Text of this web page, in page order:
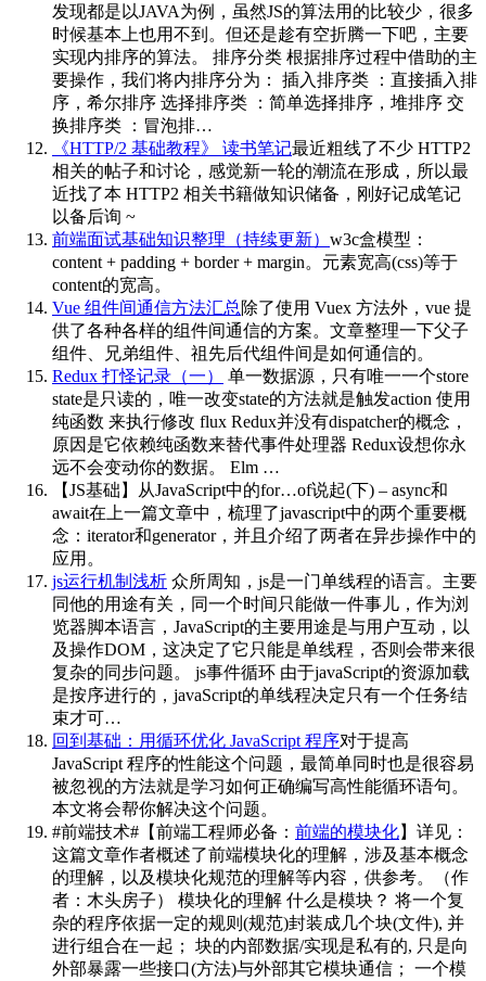
发现都是以JAVA为例，虽然JS的算法用的比较少，很多
时候基本上也用不到。但还是趁有空折腾一下吧，主要
实现内排序的算法。 排序分类 根据排序过程中借助的主
要操作，我们将内排序分为： 插入排序类 ：直接插入排
序，希尔排序 选择排序类 ：简单选择排序，堆排序 交
换排序类 ：冒泡排…
《HTTP/2 基础教程》 读书笔记最近粗线了不少 HTTP2
相关的帖子和讨论，感觉新一轮的潮流在形成，所以最
近找了本 HTTP2 相关书籍做知识储备，刚好记成笔记
以备后询 ~
前端面试基础知识整理（持续更新） w3c盒模型：
content + padding + border + margin。元素宽高(css)等于
content的宽高。
Vue 组件间通信方法汇总 除了使用 Vuex 方法外，vue 提
供了各种各样的组件间通信的方案。文章整理一下父子
组件、兄弟组件、祖先后代组件间是如何通信的。
Redux 打怪记录（一）
单一数据源，只有唯一一个store
state是只读的，唯一改变state的方法就是触发action 使用
纯函数 来执行修改 flux Redux并没有dispatcher的概念，
原因是它依赖纯函数来替代事件处理器 Redux设想你永
远不会变动你的数据。 Elm …
【JS基础】从JavaScript中的for…of说起(下) – async和
await在上一篇文章中，梳理了javascript中的两个重要概
念：iterator和generator，并且介绍了两者在异步操作中的
应用。
js运行机制浅析 众所周知，js是一门单线程的语言。主要
同他的用途有关，同一个时间只能做一件事儿，作为浏
览器脚本语言，JavaScript的主要用途是与用户互动，以
及操作DOM，这决定了它只能是单线程，否则会带来很
复杂的同步问题。 js事件循环 由于javaScript的资源加载
是按序进行的，javaScript的单线程决定只有一个任务结
束才可…
回到基础：用循环优化 JavaScript 程序对于提高
JavaScript 程序的性能这个问题，最简单同时也是很容易
被忽视的方法就是学习如何正确编写高性能循环语句。
本文将会帮你解决这个问题。
#前端技术#【前端工程师必备： 前端的模块化】详见：
这篇文章作者概述了前端模块化的理解，涉及基本概念
的理解，以及模块化规范的理解等内容，供参考。（作
者：木头房子） 模块化的理解 什么是模块？ 将一个复
杂的程序依据一定的规则(规范)封装成几个块(文件), 并
进行组合在一起； 块的内部数据/实现是私有的, 只是向
外部暴露一些接口(方法)与外部其它模块通信； 一个模